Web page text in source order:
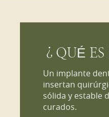
¿QUÉ
Un implante
insertan
sólida y estable
curados.